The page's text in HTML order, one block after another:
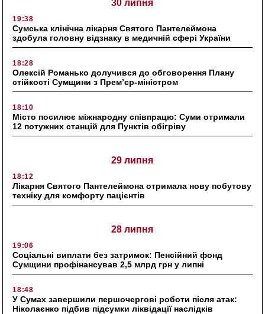
30 липня
19:38
Сумська клінічна лікарня Святого Пантелеймона
здобула головну відзнаку в медичній сфері України
18:28
Олексій Романько долучився до обговорення Плану
стійкості Сумщини з Прем’єр-міністром
18:10
Місто посилює міжнародну співпрацю: Суми отримали
12 потужних станцій для Пунктів обігріву
29 липня
18:12
Лікарня Святого Пантелеймона отримала нову побутову
техніку для комфорту пацієнтів
28 липня
19:06
Соціальні виплати без затримок: Пенсійний фонд
Сумщини профінансував 2,5 млрд грн у липні
18:48
У Сумах завершили першочергові роботи після атак:
Ніколаєнко підбив підсумки ліквідації наслідків